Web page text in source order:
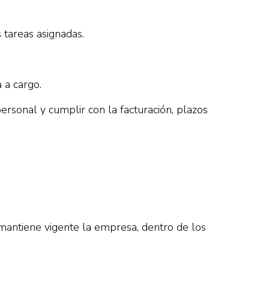
asignadas.
cargo.
y cumplir con la facturación, plazos
vigente la empresa, dentro de los